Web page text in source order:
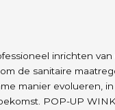
inrichten
de sanitaire
manier evolueren,
POP-UP